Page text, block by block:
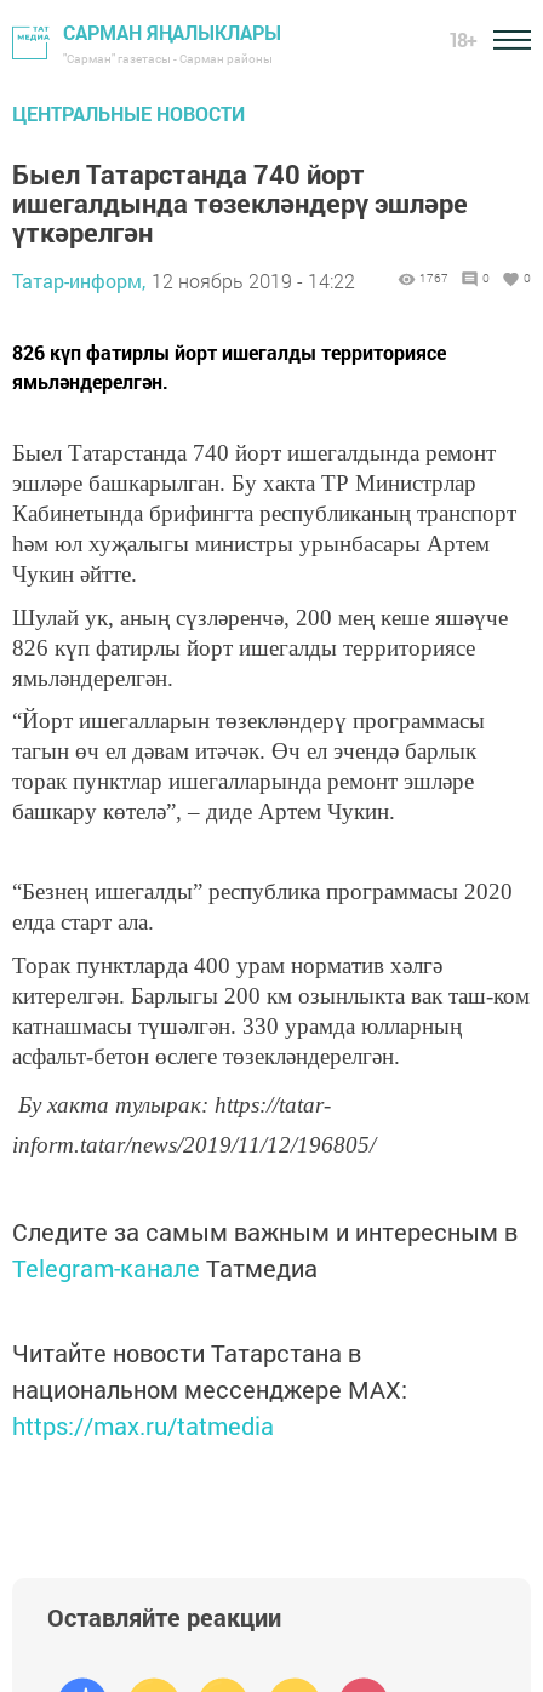
САРМАН ЯҢАЛЫКЛАРЫ
"Сарман" газетасы - Сарман районы
18+
ЦЕНТРАЛЬНЫЕ НОВОСТИ
Быел Татарстанда 740 йорт
ишегалдында төзекләндерү эшләре
үткәрелгән
Татар-информ, 12 ноябрь 2019 - 14:22 1767 0 0
826 күп фатирлы йорт ишегалды территориясе
ямьләндерелгән.
Быел Татарстанда 740 йорт ишегалдында ремонт
эшләре башкарылган. Бу хакта ТР Министрлар
Кабинетында брифингта республиканың транспорт
һәм юл хуҗалыгы министры урынбасары Артем
Чукин әйтте.
Шулай ук, аның сүзләренчә, 200 мең кеше яшәүче
826 күп фатирлы йорт ишегалды территориясе
ямьләндерелгән.
“Йорт ишегалларын төзекләндерү программасы
тагын өч ел дәвам итәчәк. Өч ел эчендә барлык
торак пунктлар ишегалларында ремонт эшләре
башкару көтелә”, – диде Артем Чукин.
“Безнең ишегалды” республика программасы 2020
елда старт ала.
Торак пунктларда 400 урам норматив хәлгә
китерелгән. Барлыгы 200 км озынлыкта вак таш-ком
катнашмасы түшәлгән. 330 урамда юлларның
асфальт-бетон өслеге төзекләндерелгән.
Бу хакта тулырак: https://tatar-
inform.tatar/news/2019/11/12/196805/
Следите за самым важным и интересным в
Telegram-канале Татмедиа
Читайте новости Татарстана в
национальном мессенджере MАХ:
https://max.ru/tatmedia
Оставляйте реакции